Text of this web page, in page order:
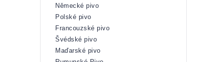
Německé pivo
Polské pivo
Francouzské pivo
Švédské pivo
Maďarské pivo